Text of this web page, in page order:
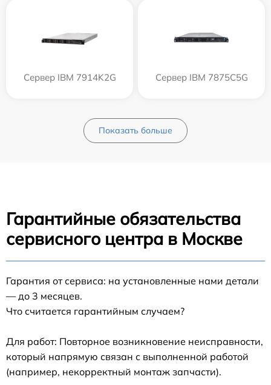
Сервер IBM 7914K2G Сервер IBM 7875C5G
Показать больше
Гарантийные обязательства
сервисного центра в Москве
Гарантия от сервиса: на установленные нами детали
— до 3 месяцев.
Что считается гарантийным случаем?
Для работ: Повторное возникновение неисправности,
который напрямую связан с выполненной работой
(например, некорректный монтаж запчасти).